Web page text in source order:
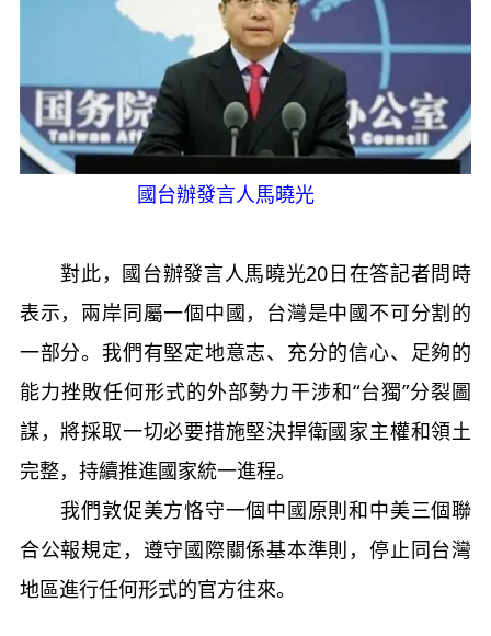
國台辦發言人馬曉光
對此，國台辦發言人馬曉光20日在答記者問時
表示，兩岸同屬一個中國，台灣是中國不可分割的
一部分。我們有堅定地意志、充分的信心、足夠的
能力挫敗任何形式的外部勢力干涉和“台獨”分裂圖
謀，將採取一切必要措施堅決捍衛國家主權和領土
完整，持續推進國家統一進程。
我們敦促美方恪守一個中國原則和中美三個聯
合公報規定，遵守國際關係基本準則，停止同台灣
地區進行任何形式的官方往來。